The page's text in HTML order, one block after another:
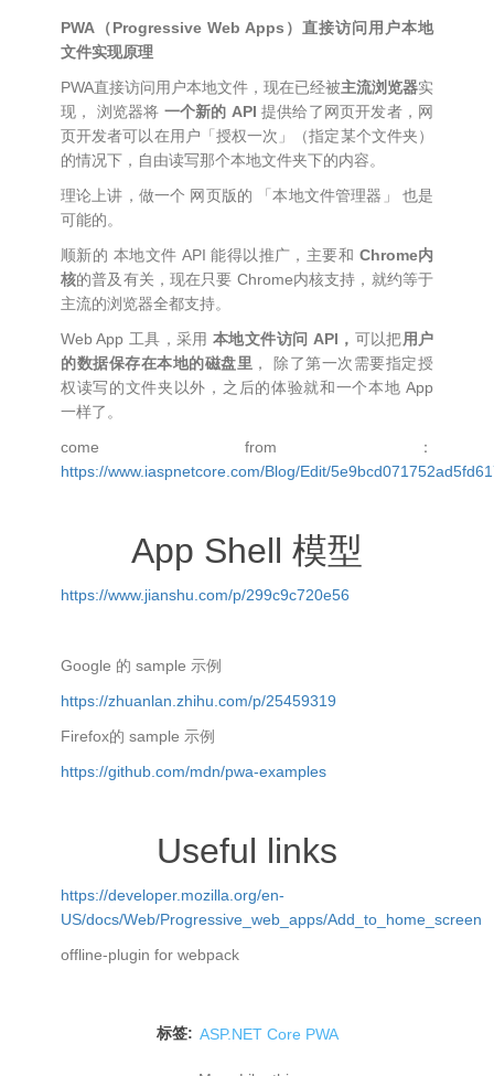
PWA（Progressive Web Apps）直接访问用户本地
文件实现原理
PWA直接访问用户本地文件，现在已经被主流浏览器实
现， 浏览器将 一个新的 API 提供给了网页开发者，网
页开发者可以在用户「授权一次」（指定某个文件夹）
的情况下，自由读写那个本地文件夹下的内容。
理论上讲，做一个 网页版的 「本地文件管理器」 也是
可能的。
顺新的 本地文件 API 能得以推广，主要和 Chrome内
核的普及有关，现在只要 Chrome内核支持，就约等于
主流的浏览器全都支持。
Web App 工具，采用本地文件访问 API， 可以把用户
的数据保存在本地的磁盘里 ， 除了第一次需要指定授
权读写的文件夹以外，之后的体验就和一个本地 App
一样了。
come from：
https://www.iaspnetcore.com/Blog/Edit/
App Shell 模型
https://www.jianshu.com/p/299c9c720e56
Google 的 sample 示例
https://zhuanlan.zhihu.com/p/25459319
Firefox的 sample 示例
https://github.com/mdn/pwa-examples
Useful links
https://developer.mozilla.org/en-
US/docs/Web/Progressive_web_apps/Add_to_home_screen
offline-plugin for webpack
标签: ASP.NET Core PWA